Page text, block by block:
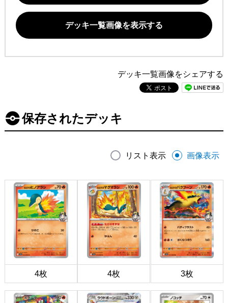
デッキ一覧画像を表示する
デッキ一覧画像をシェアする
保存されたデッキ
リスト表示 画像表示
4枚 4枚 3枚